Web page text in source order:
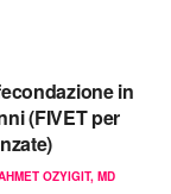
in
(FIVET per
OZYIGIT, MD